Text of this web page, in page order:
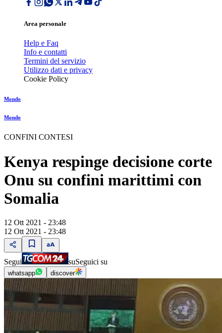
Area personale
Help e Faq
Info e contatti
Termini del servizio
Utilizzo dati e privacy
Cookie Policy
Mondo
Mondo
CONFINI CONTESI
Kenya respinge decisione corte
Onu su confini marittimi con
Somalia
12 Ott 2021 - 23:48
12 Ott 2021 - 23:48
Segui suSeguici su
whatsapp discover